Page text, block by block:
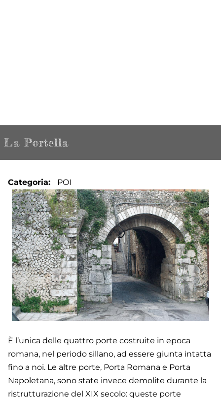
La Portella
Categoria POI
È l’unica delle quattro porte costruite in epoca
romana, nel periodo sillano, ad essere giunta intatta
fino a noi. Le altre porte, Porta Romana e Porta
Napoletana, sono state invece demolite durante la
ristrutturazione del XIX secolo: queste porte